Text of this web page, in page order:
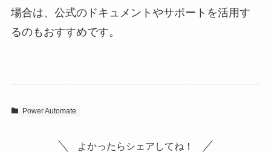
場合は、公式のドキュメントやサポートを活用す
るのもおすすめです。
Power Automate
よかったらシェアしてね！